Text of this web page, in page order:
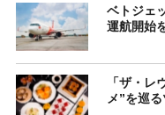
ベトジェ
運航開始
「ザ・レ
メ”を巡